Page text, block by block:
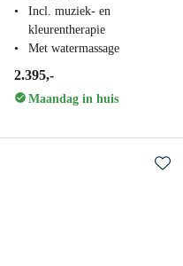
Incl. muziek- en
kleurentherapie
Met watermassage
2.395,-
Maandag in huis